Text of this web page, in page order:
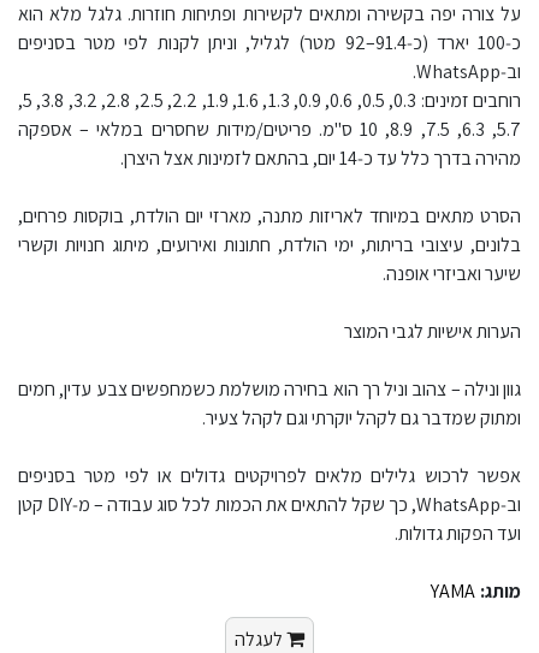
על צורה יפה בקשירה ומתאים לקשירות ופתיחות חוזרות. גלגל מלא הוא
כ‑100 יארד (כ‑91.4–92 מטר) לגליל, וניתן לקנות לפי מטר בסניפים
וב‑WhatsApp.​
רוחבים זמינים: 0.3, 0.5, 0.6, 0.9, 1.3, 1.6, 1.9, 2.2, 2.5, 2.8, 3.2, 3.8, 5,
5.7, 6.3, 7.5, 8.9, 10 ס"מ. פריטים/מידות שחסרים במלאי – אספקה
מהירה בדרך כלל עד כ‑14 יום, בהתאם לזמינות אצל היצרן.​
הסרט מתאים במיוחד לאריזות מתנה, מארזי יום הולדת, בוקסות פרחים,
בלונים, עיצובי בריתות, ימי הולדת, חתונות ואירועים, מיתוג חנויות וקשרי
שיער ואביזרי אופנה.​
הערות אישיות לגבי המוצר
גוון ונילה – צהוב וניל רך הוא בחירה מושלמת כשמחפשים צבע עדין, חמים
ומתוק שמדבר גם לקהל יוקרתי וגם לקהל צעיר.​
אפשר לרכוש גלילים מלאים לפרויקטים גדולים או לפי מטר בסניפים
וב‑WhatsApp, כך שקל להתאים את הכמות לכל סוג עבודה – מ‑DIY קטן
ועד הפקות גדולות.​
מותג: YAMA
לעגלה